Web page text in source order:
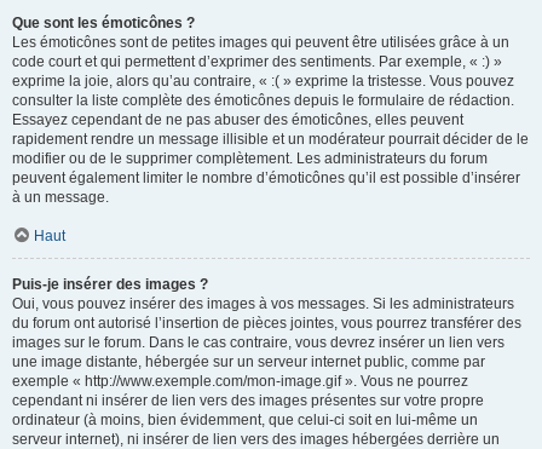
Que sont les émoticônes ?
Les émoticônes sont de petites images qui peuvent être utilisées grâce à un
code court et qui permettent d’exprimer des sentiments. Par exemple, « :) »
exprime la joie, alors qu’au contraire, « :( » exprime la tristesse. Vous pouvez
consulter la liste complète des émoticônes depuis le formulaire de rédaction.
Essayez cependant de ne pas abuser des émoticônes, elles peuvent
rapidement rendre un message illisible et un modérateur pourrait décider de le
modifier ou de le supprimer complètement. Les administrateurs du forum
peuvent également limiter le nombre d’émoticônes qu’il est possible d’insérer
à un message.
Haut
Puis-je insérer des images ?
Oui, vous pouvez insérer des images à vos messages. Si les administrateurs
du forum ont autorisé l’insertion de pièces jointes, vous pourrez transférer des
images sur le forum. Dans le cas contraire, vous devrez insérer un lien vers
une image distante, hébergée sur un serveur internet public, comme par
exemple « http://www.exemple.com/mon-image.gif ». Vous ne pourrez
cependant ni insérer de lien vers des images présentes sur votre propre
ordinateur (à moins, bien évidemment, que celui-ci soit en lui-même un
serveur internet), ni insérer de lien vers des images hébergées derrière un